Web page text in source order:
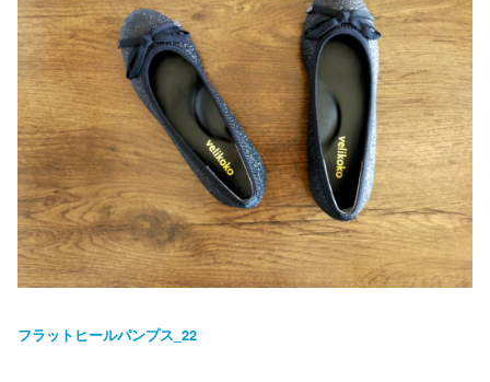
フラットヒールパンプス_22